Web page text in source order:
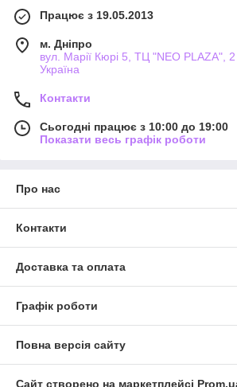
Працює з 19.05.2013
м. Дніпро
вул. Марії Кюрі 5, ТЦ "NEO PLAZA", 2
Україна
Контакти
Сьогодні працює з 10:00 до 19:00
Показати весь графік роботи
Про нас
Контакти
Доставка та оплата
Графік роботи
Повна версія сайту
Сайт створено на маркетплейсі